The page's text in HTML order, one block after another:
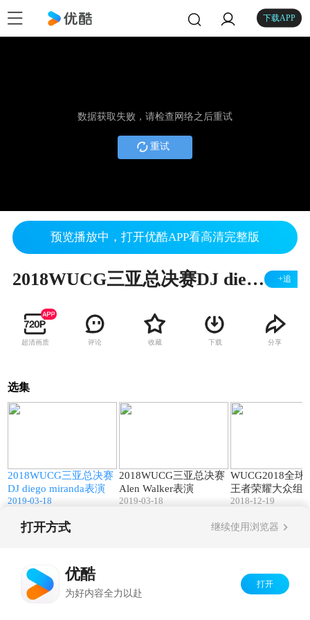
下载APP
数据获取失败，请检查网络之后重试
重试
预览播放中，打开优酷APP看高清完整版
2018WUCG三亚总决赛DJ diego miranda表演 +追
超清画质 评论 收藏 下载 分享
选集
2018WUCG三亚总决赛
DJ diego miranda表演
2019-03-18
2018WUCG三亚总决赛
Alen Walker表演
2019-03-18
WUCG2018全球
王者荣耀大众组
谷职业学院VS上
2018-12-19
打开方式 继续使用浏览器
优酷
为好内容全力以赴
打开